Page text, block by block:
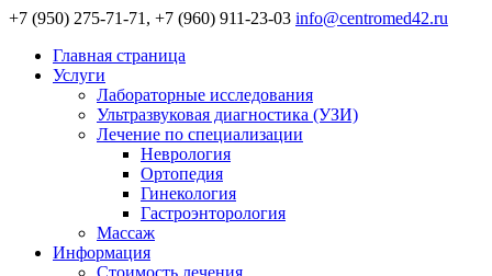
+7 (950) 275-71-71, +7 (960) 911-23-03 info@centromed42.ru
Главная страница
Услуги
Лабораторные исследования
Ультразвуковая диагностика (УЗИ)
Лечение по специализации
Неврология
Ортопедия
Гинекология
Гастроэнторология
Массаж
Информация
Стоимость лечения